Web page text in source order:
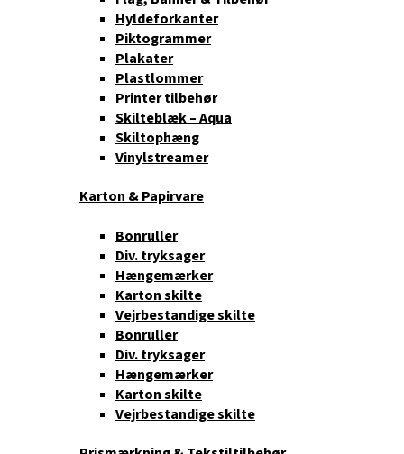
Hyldeforkanter
Piktogrammer
Plakater
Plastlommer
Printer tilbehør
Skilteblæk – Aqua
Skiltophæng
Vinylstreamer
Karton & Papirvare
Bonruller
Div. tryksager
Hængemærker
Karton skilte
Vejrbestandige skilte
Bonruller
Div. tryksager
Hængemærker
Karton skilte
Vejrbestandige skilte